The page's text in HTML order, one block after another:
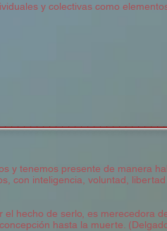
y colectivas como
y tenemos presente de manera
con inteligencia, voluntad,
hecho de serlo, es merecedora
hasta la muerte.